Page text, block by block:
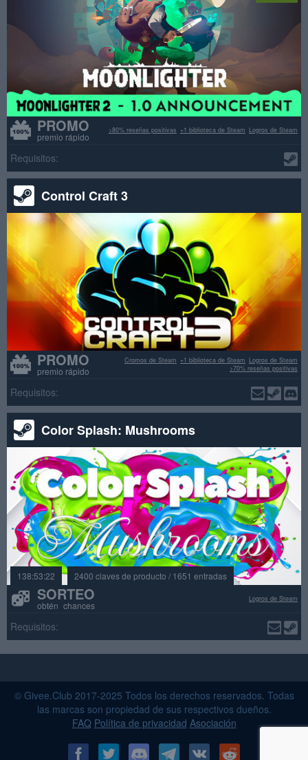
PROMO
premio rápido
Logros de Steam
+1 biblioteca de Steam
>80% reseñas positivas
Requisitos:
Control Craft 3
PROMO
premio rápido
Logros de Steam
+1 biblioteca de Steam
Cromos de Steam
>70% reseñas positivas
Requisitos:
Color Splash: Mushrooms
138:53:22 2400 claves de producto / 1651 entradas
SORTEO
obtén chances
Logros de Steam
Requisitos:
© Givee.Club 2017-2025 Todos los derechos reservados. Todas
las marcas son propiedad de sus respectivos dueños.
FAQ Política de privacidad Asociación